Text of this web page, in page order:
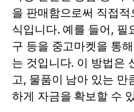
을 판매함으로써 직접
식입니다. 예를 들어, 필
구 등을 중고마켓을 통
는 것입니다. 이 방법은
고, 물품이 남아 있는 만
하게 자금을 확보할 수